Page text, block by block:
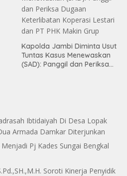
Kapolda Jambi Diminta Usut
Tuntas Kasus Menewaskan
(SAD): Panggil dan Periksa
Ibtidaiyah Di Desa Lopak
Armada Damkar Diterjunkan
Pj Kades Sungai Bengkal
Soroti Kinerja Penyidik